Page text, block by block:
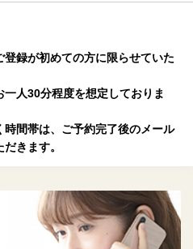
録が初めての方に限らせていた
人30分程度を想定しておりま
間帯は、ご予約完了後のメール
きます。